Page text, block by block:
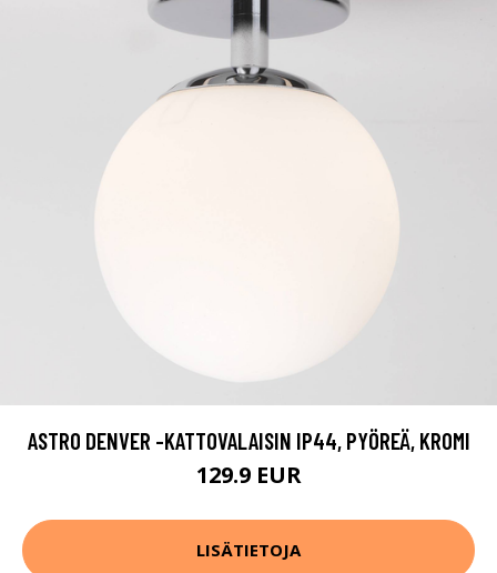
ASTRO DENVER -KATTOVALAISIN IP44, PYÖREÄ, KROMI
129.9 EUR
LISÄTIETOJA